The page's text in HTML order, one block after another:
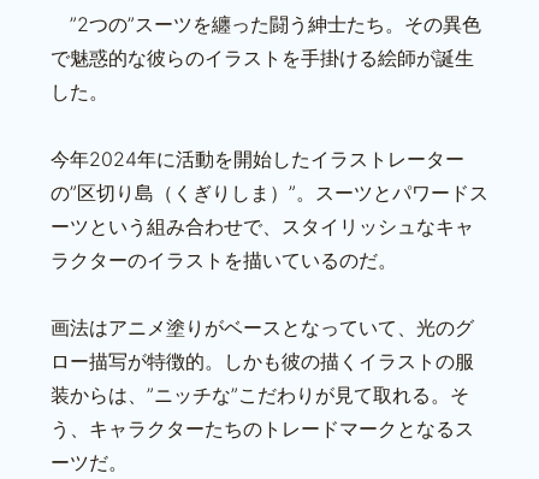
”2つの”スーツを纏った闘う紳士たち。その異色
で魅惑的な彼らのイラストを手掛ける絵師が誕生
した。
今年2024年に活動を開始したイラストレーター
の”区切り島（くぎりしま）”。スーツとパワードス
ーツという組み合わせで、スタイリッシュなキャ
ラクターのイラストを描いているのだ。
画法はアニメ塗りがベースとなっていて、光のグ
ロー描写が特徴的。しかも彼の描くイラストの服
装からは、”ニッチな”こだわりが見て取れる。そ
う、キャラクターたちのトレードマークとなるス
ーツだ。